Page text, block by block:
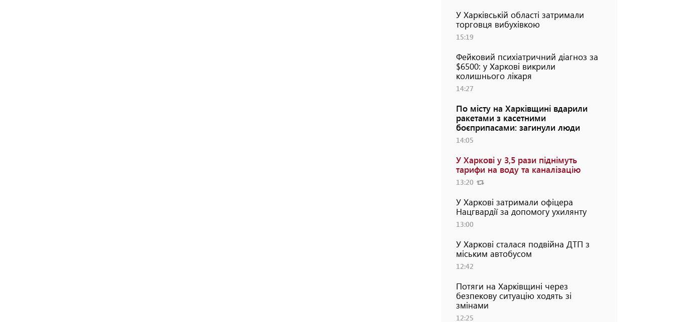
У Харківській області затримали
торговця вибухівкою
15:19
Фейковий психіатричний діагноз за
$6500: у Харкові викрили
колишнього лікаря
14:27
По місту на Харківщині вдарили
ракетами з касетними
боєприпасами: загинули люди
14:05
У Харкові у 3,5 рази піднімуть
тарифи на воду та каналізацію
13:20
У Харкові затримали офіцера
Нацгвардії за допомогу ухилянту
13:00
У Харкові сталася подвійна ДТП з
міським автобусом
12:42
Потяги на Харківщині через
безпекову ситуацію ходять зі
змінами
12:25